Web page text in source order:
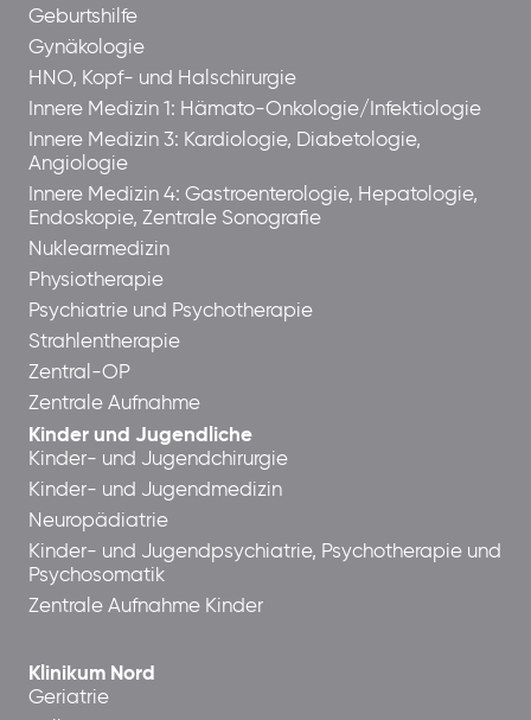
Geburtshilfe
Gynäkologie
HNO, Kopf- und Halschirurgie
Innere Medizin 1: Hämato-Onkologie/Infektiologie
Innere Medizin 3: Kardiologie, Diabetologie,
Angiologie
Innere Medizin 4: Gastroenterologie, Hepatologie,
Endoskopie, Zentrale Sonografie
Nuklearmedizin
Physiotherapie
Psychiatrie und Psychotherapie
Strahlentherapie
Zentral-OP
Zentrale Aufnahme
Kinder und Jugendliche
Kinder- und Jugendchirurgie
Kinder- und Jugendmedizin
Neuropädiatrie
Kinder- und Jugendpsychiatrie, Psychotherapie und
Psychosomatik
Zentrale Aufnahme Kinder
Klinikum Nord
Geriatrie